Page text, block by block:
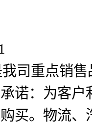
司重点销
诺：为客
买。物流